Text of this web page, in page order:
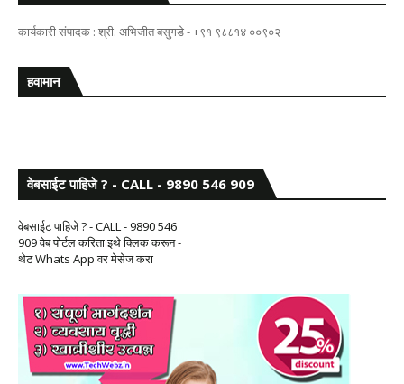
कार्यकारी संपादक : श्री. अभिजीत बसुगडे - +९१ ९८८१४ ००९०२
हवामान
वेबसाईट पाहिजे ? - CALL - 9890 546 909
वेबसाईट पाहिजे ? - CALL - 9890 546
909 वेब पोर्टल करिता इथे क्लिक करून -
थेट Whats App वर मेसेज करा